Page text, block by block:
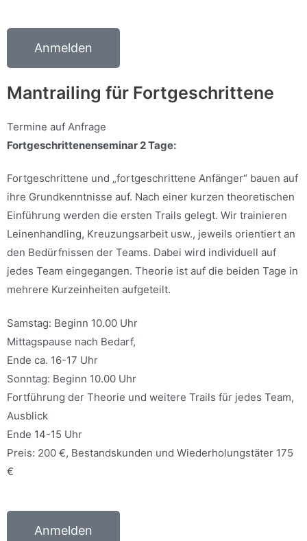
Anmelden
Mantrailing für Fortgeschrittene
Termine auf Anfrage
Fortgeschrittenenseminar 2 Tage:
Fortgeschrittene und „fortgeschrittene Anfänger“ bauen auf
ihre Grundkenntnisse auf. Nach einer kurzen theoretischen
Einführung werden die ersten Trails gelegt. Wir trainieren
Leinenhandling, Kreuzungsarbeit usw., jeweils orientiert an
den Bedürfnissen der Teams. Dabei wird individuell auf
jedes Team eingegangen. Theorie ist auf die beiden Tage in
mehrere Kurzeinheiten aufgeteilt.
Samstag: Beginn 10.00 Uhr
Mittagspause nach Bedarf,
Ende ca. 16-17 Uhr
Sonntag: Beginn 10.00 Uhr
Fortführung der Theorie und weitere Trails für jedes Team,
Ausblick
Ende 14-15 Uhr
Preis: 200 €, Bestandskunden und Wiederholungstäter 175
€
Anmelden